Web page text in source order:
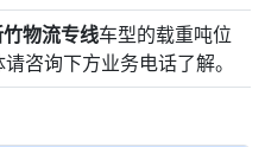
物流专线车型的载重吨位
咨询下方业务电话了解。